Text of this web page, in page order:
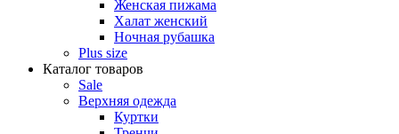
Женская пижама
Халат женский
Ночная рубашка
Plus size
Каталог товаров
Sale
Верхняя одежда
Куртки